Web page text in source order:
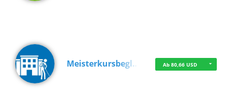
Meisterkursbegl… Ab 80,66 USD